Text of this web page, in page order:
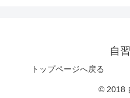
自
トップページへ戻る
© 2018